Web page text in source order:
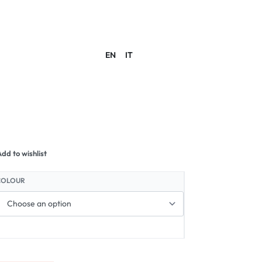
EN IT
to wishlist